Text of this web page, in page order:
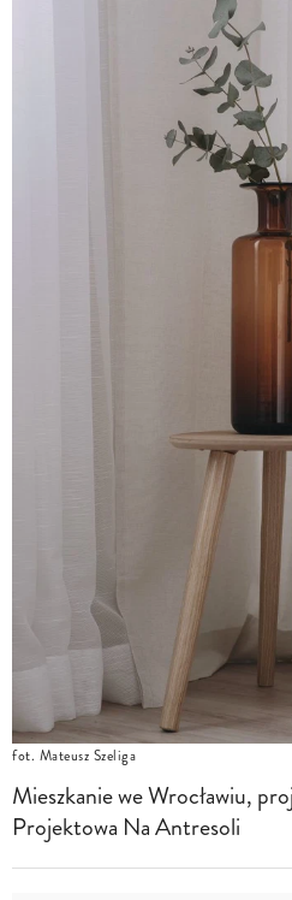
fot. Mateusz Szeliga
Mieszkanie we Wrocławiu,
Projektowa Na Antresoli